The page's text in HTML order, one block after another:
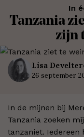
In
Tanzania
zijn
Lisa
26 september
In de mijnen bij
Tanzania zoeken
tanzaniet. Iedereen